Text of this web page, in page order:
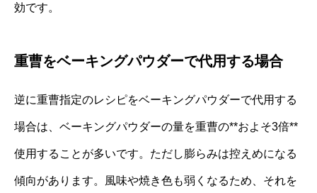
効です。
重曹をベーキングパウダーで代用する場合
逆に重曹指定のレシピをベーキングパウダーで代用する
場合は、ベーキングパウダーの量を重曹の**およそ3倍**
使用することが多いです。ただし膨らみは控えめになる
傾向があります。風味や焼き色も弱くなるため、それを